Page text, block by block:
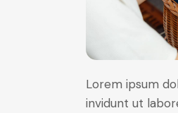
Lorem ipsum
invidunt ut